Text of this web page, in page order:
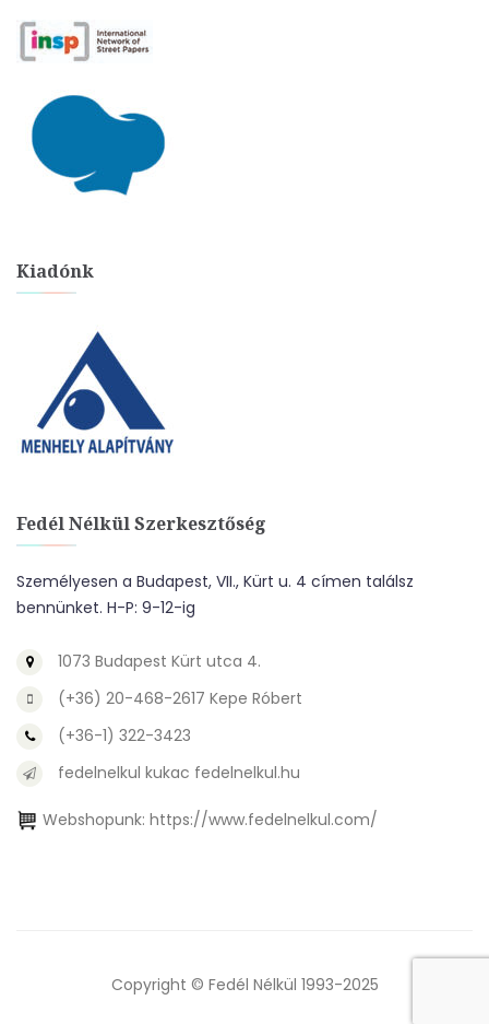
Kiadónk
Fedél Nélkül Szerkesztőség
Személyesen a Budapest, VII., Kürt u. 4 címen találsz
bennünket. H-P: 9-12-ig
1073 Budapest Kürt utca 4.
(+36) 20-468-2617 Kepe Róbert
(+36-1) 322-3423
fedelnelkul kukac fedelnelkul.hu
Webshopunk: https://www.fedelnelkul.com/
Copyright © Fedél Nélkül 1993-2025